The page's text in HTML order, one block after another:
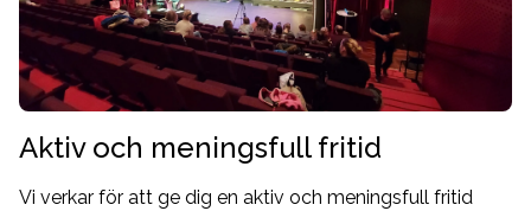
Aktiv och meningsfull fritid
Vi verkar för att ge dig en aktiv och meningsfull fritid